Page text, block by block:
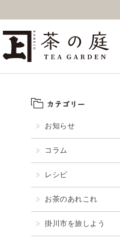
抹茶
お知らせ
コラム
レシピ
お茶のあれこれ
掛川市を旅しよう